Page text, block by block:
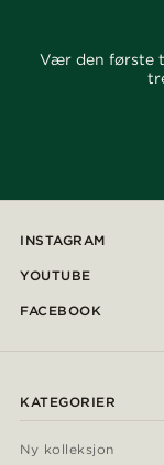
Vær den første
INSTAGRAM
YOUTUBE
FACEBOOK
KATEGORIER
Ny kolleksjon